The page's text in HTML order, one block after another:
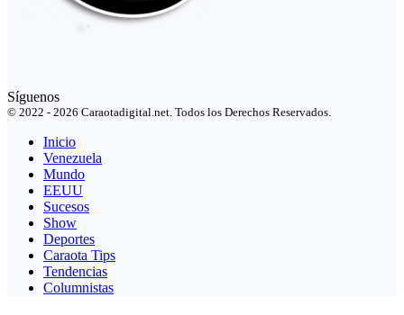
Síguenos
© 2022 - 2026 Caraotadigital.net. Todos los Derechos Reservados.
Inicio
Venezuela
Mundo
EEUU
Sucesos
Show
Deportes
Caraota Tips
Tendencias
Columnistas